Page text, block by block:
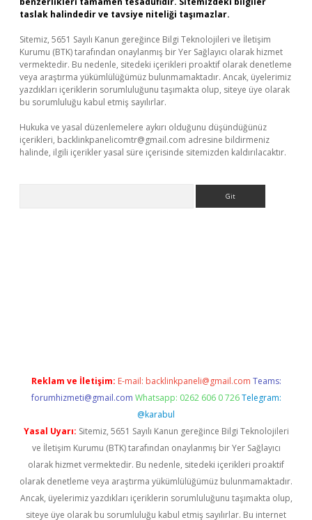
taslak halindedir ve tavsiye niteliği taşımazlar.
Sitemiz, 5651 Sayılı Kanun gereğince Bilgi Teknolojileri ve İletişim
Kurumu (BTK) tarafından onaylanmış bir Yer Sağlayıcı olarak hizmet
vermektedir. Bu nedenle, sitedeki içerikleri proaktif olarak denetleme
veya araştırma yükümlülüğümüz bulunmamaktadır. Ancak, üyelerimiz
yazdıkları içeriklerin sorumluluğunu taşımakta olup, siteye üye olarak
bu sorumluluğu kabul etmiş sayılırlar.
Hukuka ve yasal düzenlemelere aykırı olduğunu düşündüğünüz
içerikleri, backlinkpanelicomtr@gmail.com adresine bildirmeniz
halinde, ilgili içerikler yasal süre içerisinde sitemizden kaldırılacaktır.
Reklam ve İletişim: E-mail: backlinkpaneli@gmail.com Teams:
forumhizmeti@gmail.com Whatsapp: 0262 606 0 726 Telegram:
@karabul
Yasal Uyarı: Sitemiz, 5651 Sayılı Kanun gereğince Bilgi Teknolojileri
ve İletişim Kurumu (BTK) tarafından onaylanmış bir Yer Sağlayıcı
olarak hizmet vermektedir. Bu nedenle, sitedeki içerikleri proaktif
olarak denetleme veya araştırma yükümlülüğümüz bulunmamaktadır.
Ancak, üyelerimiz yazdıkları içeriklerin sorumluluğunu taşımakta olup,
siteye üye olarak bu sorumluluğu kabul etmiş sayılırlar. Bu internet